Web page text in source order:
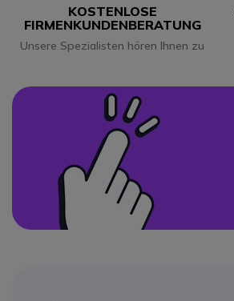
KOSTENLOSE
FIRMENKUNDENBERATUNG
Unsere Spezialisten hören Ihnen zu